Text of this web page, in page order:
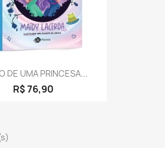
DE UMA PRINCESA...
R$ 76,90